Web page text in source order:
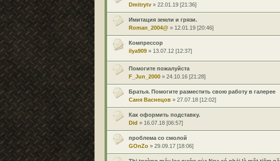
Dmitrytv » 22.01.19 [21:36]
Имитация земли и грязи.
Roman_2004@ » 12.01.19 [20:46]
Компрессор
ilya909 » 13.07.12 [12:37]
Помогите пожалуйста
F_Jun_2000 » 24.10.16 [21:28]
Братья. Помогите разместить свою работу в галерее
Саня Васнецов » 27.07.18 [12:02]
Как оформить подставку.
Did » 16.07.18 [06:57]
проблема со смолой
GOnZo » 29.09.17 [18:06]